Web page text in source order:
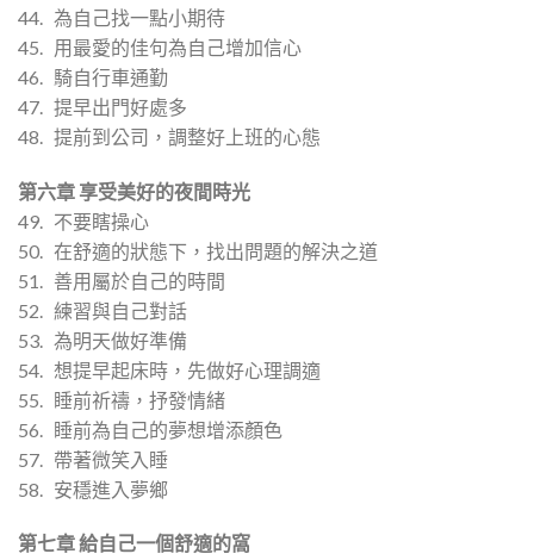
44. 為自己找一點小期待
45. 用最愛的佳句為自己增加信心
46. 騎自行車通勤
47. 提早出門好處多
48. 提前到公司，調整好上班的心態
第六章 享受美好的夜間時光
49. 不要瞎操心
50. 在舒適的狀態下，找出問題的解決之道
51. 善用屬於自己的時間
52. 練習與自己對話
53. 為明天做好準備
54. 想提早起床時，先做好心理調適
55. 睡前祈禱，抒發情緒
56. 睡前為自己的夢想增添顏色
57. 帶著微笑入睡
58. 安穩進入夢鄉
第七章 給自己一個舒適的窩